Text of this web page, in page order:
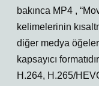
bakınca MP4 ,
kelimelerinin
diğer medya
kapsayıcı
H.264, H.265/